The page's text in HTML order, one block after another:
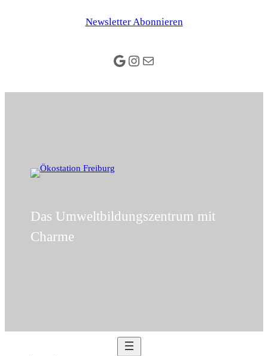
Newsletter Abonnieren
Google
Instagram
E-Mail
Das Umweltbildungszentrum mit
Charme